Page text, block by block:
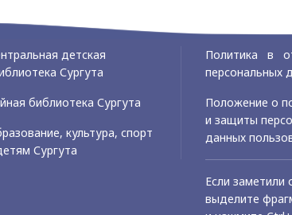
детская
Сургута
библиотека Сургута
культура, спорт
Сургута
Политика в
персональных
Положение о
и защиты
данных
Если заметили
выделите